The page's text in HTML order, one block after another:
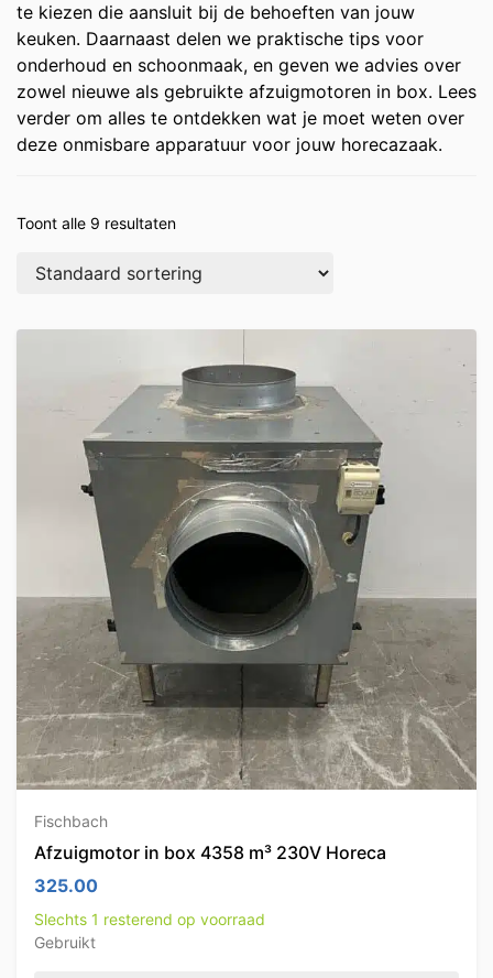
te kiezen die aansluit bij de behoeften van jouw
keuken. Daarnaast delen we praktische tips voor
onderhoud en schoonmaak, en geven we advies over
zowel nieuwe als gebruikte afzuigmotoren in box. Lees
verder om alles te ontdekken wat je moet weten over
deze onmisbare apparatuur voor jouw horecazaak.
Toont alle 9 resultaten
Fischbach
Afzuigmotor in box 4358 m³ 230V Horeca
325.00
Slechts 1 resterend op voorraad
Gebruikt